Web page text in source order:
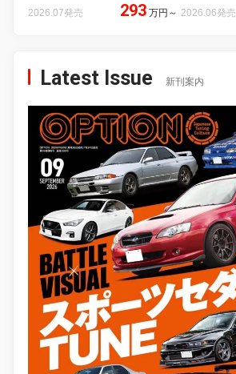
2026.07発売 293 万円 ～ 2026.06発売
Latest Issue 新刊案内